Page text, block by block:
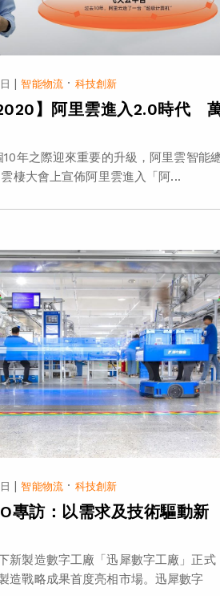
| 智能物流 · 科技創新
2020】阿里雲進入2.0時代
10年之際迎來重要的升級，阿里雲智能
棲大會上宣佈阿里雲進入「阿...
| 智能物流 · 科技創新
專訪：以需求及技術驅動新
新製造數字工廠「迅犀數字工廠」正式
造戰略成果首度亮相市場。迅犀數字